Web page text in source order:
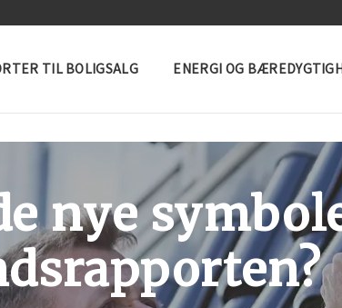
TIL BOLIGSALG ENERGI OG
nye